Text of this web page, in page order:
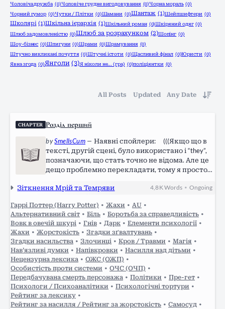
Чоловіча дружба (0)Чоловіче грудне вигодовування (0)Чорна мораль (0)
Чорний гумор (0)Чутки / Плітки (0)Шамани (0)Шантаж (1)Шейпшифтери (0)
Школярі (1)Шкільна ієрархія (1)Шкільний роман (0)Шкіряний одяг (0)
Шлюб за домовленістю (0)Шлюб за розрахунком (2)Шопінг (0)
Шоу-бізнес (0)Шпигуни (0)Шрами (0)Шрамування (0)
Штучно викликані почуття (0)Штучні істоти (0)Щасливий фінал (0)Юристи (0)
Явна згода (0)Янголи (3)Я ніколи не... (гра) (0)поліціянтки (0)
All Posts Updated Any Date
CHAPTER Розділ перший
bySmellsCum — Наявні спойлери: (((Якщо що в
тексті, другій сцені, було використано і “they”,
позначаючи, що стать точно не відома. Але це
дещо проблемно перекладати, тому я просто
припускають саме більш чоловічу стать. В
Зіткнення Мрій та Темряви 4,8 KWords •Ongoing
Гаррі Поттер (Harry Potter) • Жахи • AU •
Альтернативний світ • Біль • Боротьба за справедливість •
Вовк в овечій шкурі • Гнів • Дарк • Елементи психології •
Жахи • Жорстокість • Згадки зґвалтувань •
Згадки насильства • Злочинці • Кров / Травми • Магія •
Нав’язливі думки • Напівкровки • Насилля над дітьми •
Нецензурна лексика • ОЖС (ОЖП) •
Особистість проти системи • ОЧС (ОЧП) •
Передбачувана смерть персонажа • Політики • Пре-гет •
Психологи / Психоаналітики • Психологічні тортури •
Рейтинг за лексику •
Рейтинг за насилля / Рейтинг за жорстокість • Самосуд •